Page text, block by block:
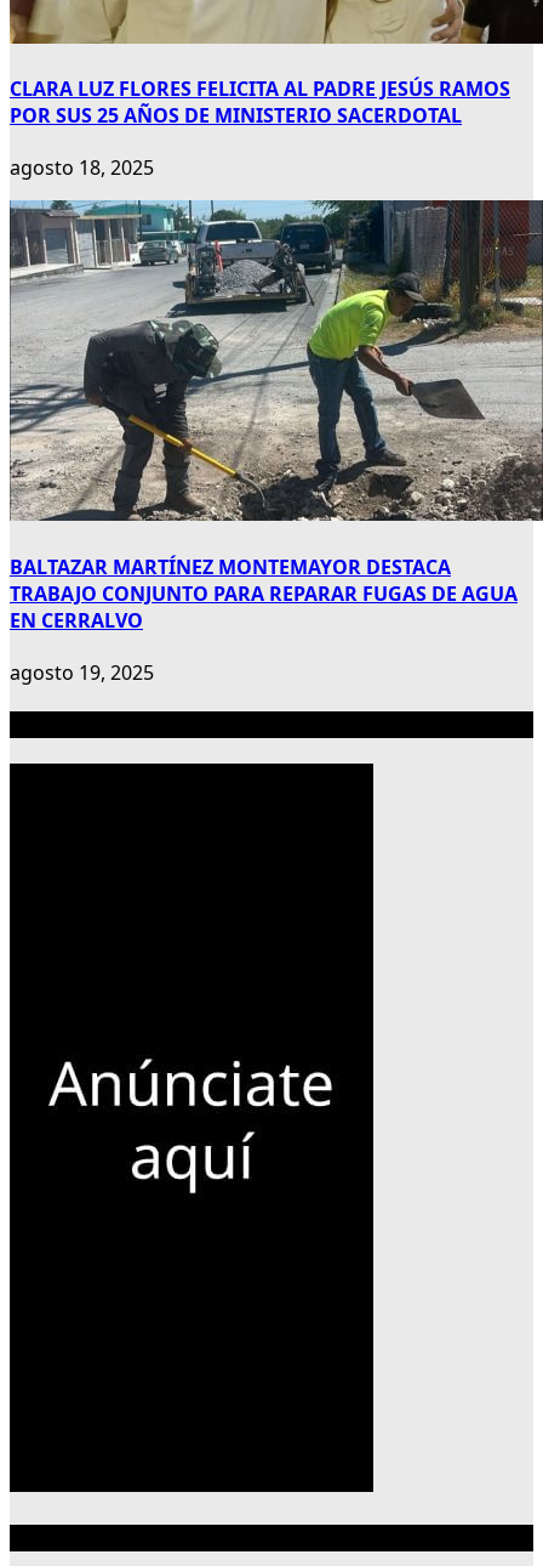
CLARA LUZ FLORES FELICITA AL PADRE JESÚS RAMOS
POR SUS 25 AÑOS DE MINISTERIO SACERDOTAL
agosto 18, 2025
BALTAZAR MARTÍNEZ MONTEMAYOR DESTACA
TRABAJO CONJUNTO PARA REPARAR FUGAS DE AGUA
EN CERRALVO
agosto 19, 2025